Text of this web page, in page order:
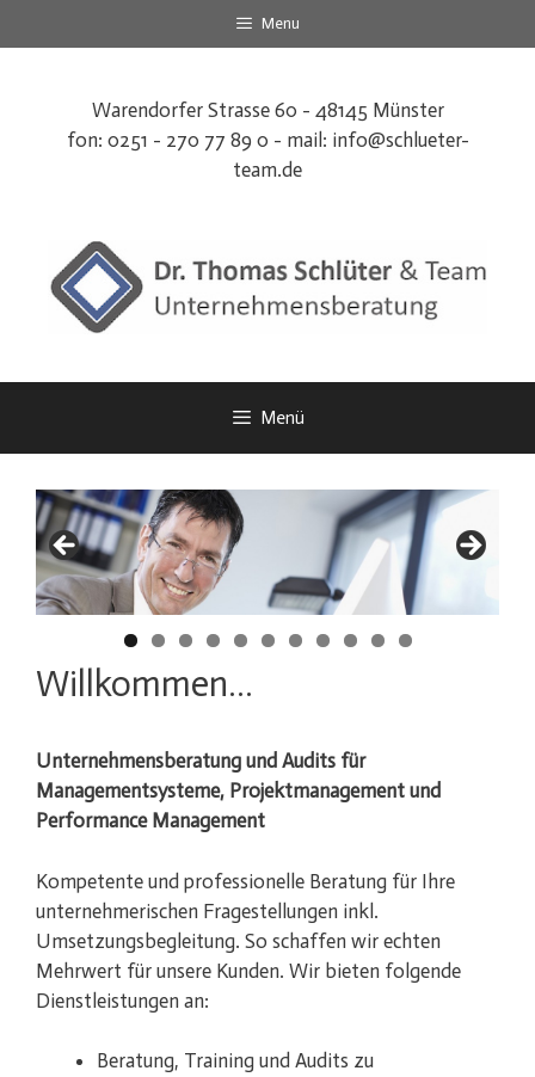
Inhalt
Menu
Warendorfer Strasse 60 - 48145 Münster
fon: 0251 - 270 77 89 0 - mail: info@schlueter-
team.de
Menü
Willkommen…
Unternehmensberatung und Audits für
Managementsysteme, Projektmanagement und
Performance Management
Kompetente und professionelle Beratung für Ihre
unternehmerischen Fragestellungen inkl.
Umsetzungsbegleitung. So schaffen wir echten
Mehrwert für unsere Kunden. Wir bieten folgende
Dienstleistungen an:
Beratung, Training und Audits zu